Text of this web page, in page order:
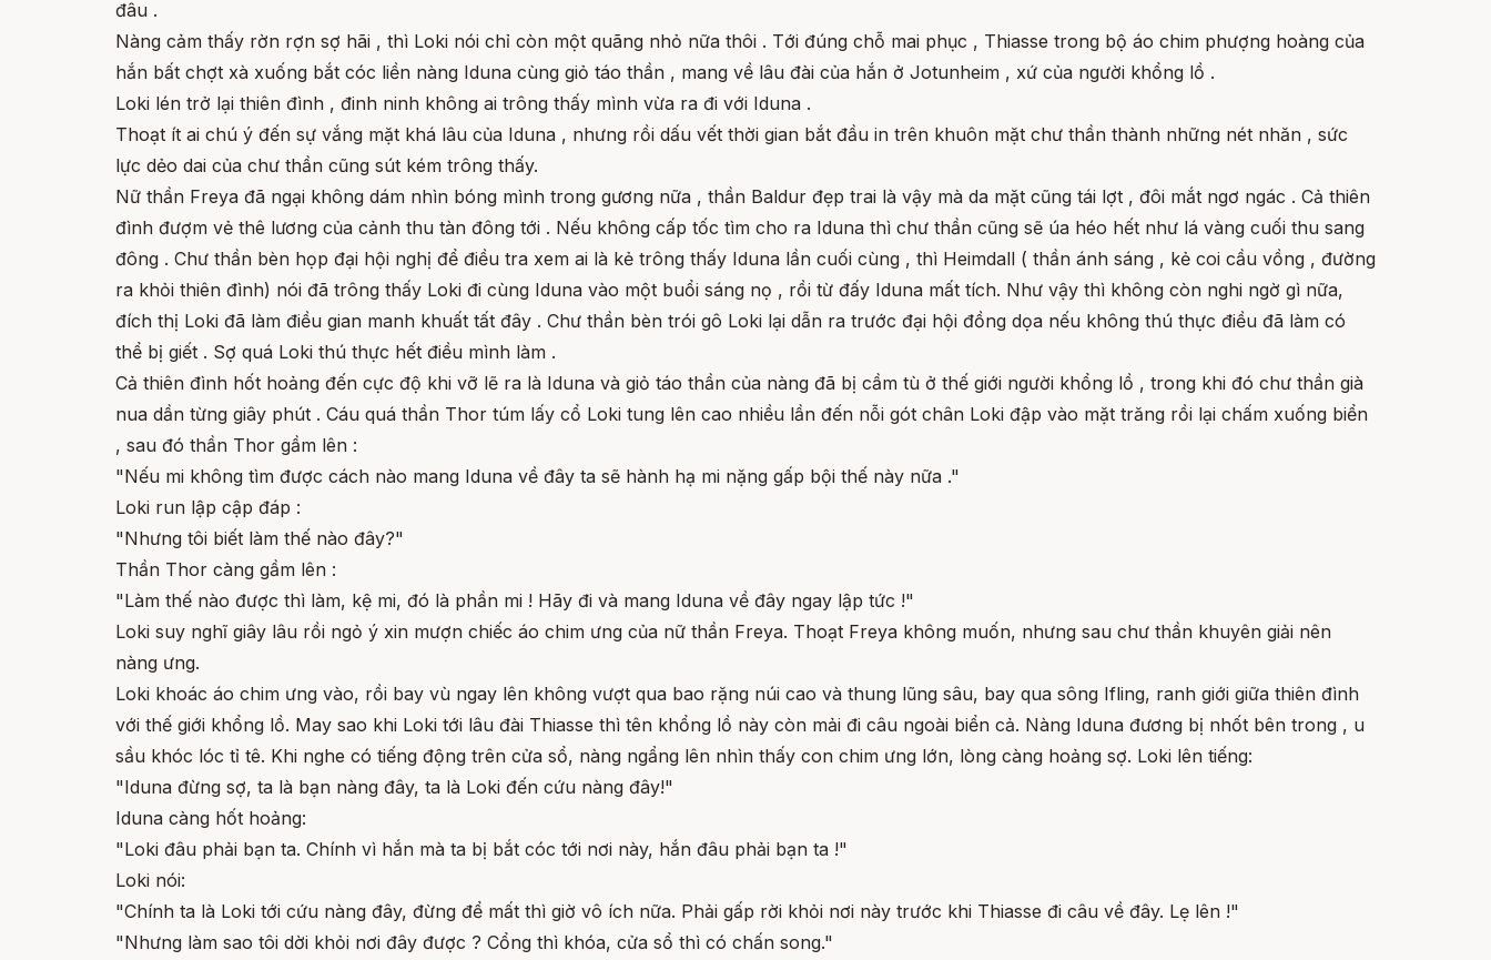
đâu .
Nàng cảm thấy rờn rợn sợ hãi , thì Loki nói chỉ còn một quãng nhỏ nữa thôi . Tới đúng chỗ mai phục , Thiasse trong bộ áo chim phượng hoàng của
hắn bất chợt xà xuống bắt cóc liền nàng Iduna cùng giỏ táo thần , mang về lâu đài của hắn ở Jotunheim , xứ của người khổng lồ .
Loki lén trở lại thiên đình , đinh ninh không ai trông thấy mình vừa ra đi với Iduna .
Thoạt ít ai chú ý đến sự vắng mặt khá lâu của Iduna , nhưng rồi dấu vết thời gian bắt đầu in trên khuôn mặt chư thần thành những nét nhăn , sức
lực dẻo dai của chư thần cũng sút kém trông thấy.
Nữ thần Freya đã ngại không dám nhìn bóng mình trong gương nữa , thần Baldur đẹp trai là vậy mà da mặt cũng tái lợt , đôi mắt ngơ ngác . Cả thiên
đình đượm vẻ thê lương của cảnh thu tàn đông tới . Nếu không cấp tốc tìm cho ra Iduna thì chư thần cũng sẽ úa héo hết như lá vàng cuối thu sang
đông . Chư thần bèn họp đại hội nghị để điều tra xem ai là kẻ trông thấy Iduna lần cuối cùng , thì Heimdall ( thần ánh sáng , kẻ coi cầu vồng , đường
ra khỏi thiên đình) nói đã trông thấy Loki đi cùng Iduna vào một buổi sáng nọ , rồi từ đấy Iduna mất tích. Như vậy thì không còn nghi ngờ gì nữa,
đích thị Loki đã làm điều gian manh khuất tất đây . Chư thần bèn trói gô Loki lại dẫn ra trước đại hội đồng dọa nếu không thú thực điều đã làm có
thể bị giết . Sợ quá Loki thú thực hết điều mình làm .
Cả thiên đình hốt hoảng đến cực độ khi vỡ lẽ ra là Iduna và giỏ táo thần của nàng đã bị cầm tù ở thế giới người khổng lồ , trong khi đó chư thần già
nua dần từng giây phút . Cáu quá thần Thor túm lấy cổ Loki tung lên cao nhiều lần đến nỗi gót chân Loki đập vào mặt trăng rồi lại chấm xuống biển
, sau đó thần Thor gầm lên :
"Nếu mi không tìm được cách nào mang Iduna về đây ta sẽ hành hạ mi nặng gấp bội thế này nữa ."
Loki run lập cập đáp :
"Nhưng tôi biết làm thế nào đây?"
Thần Thor càng gầm lên :
"Làm thế nào được thì làm, kệ mi, đó là phần mi ! Hãy đi và mang Iduna về đây ngay lập tức !"
Loki suy nghĩ giây lâu rồi ngỏ ý xin mượn chiếc áo chim ưng của nữ thần Freya. Thoạt Freya không muốn, nhưng sau chư thần khuyên giải nên
nàng ưng.
Loki khoác áo chim ưng vào, rồi bay vù ngay lên không vượt qua bao rặng núi cao và thung lũng sâu, bay qua sông Ifling, ranh giới giữa thiên đình
với thế giới khổng lồ. May sao khi Loki tới lâu đài Thiasse thì tên khổng lồ này còn mải đi câu ngoài biển cả. Nàng Iduna đương bị nhốt bên trong , u
sầu khóc lóc tỉ tê. Khi nghe có tiếng động trên cửa sổ, nàng ngẩng lên nhìn thấy con chim ưng lớn, lòng càng hoảng sợ. Loki lên tiếng:
"Iduna đừng sợ, ta là bạn nàng đây, ta là Loki đến cứu nàng đây!"
Iduna càng hốt hoảng:
"Loki đâu phải bạn ta. Chính vì hắn mà ta bị bắt cóc tới nơi này, hắn đâu phải bạn ta !"
Loki nói:
"Chính ta là Loki tới cứu nàng đây, đừng để mất thì giờ vô ích nữa. Phải gấp rời khỏi nơi này trước khi Thiasse đi câu về đây. Lẹ lên !"
"Nhưng làm sao tôi dời khỏi nơi đây được ? Cổng thì khóa, cửa sổ thì có chấn song."